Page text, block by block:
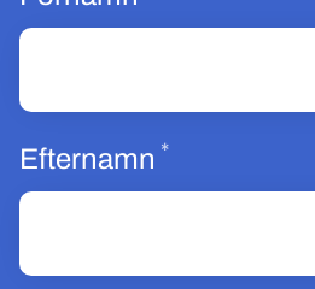
Efternamn *Obligatoriskt